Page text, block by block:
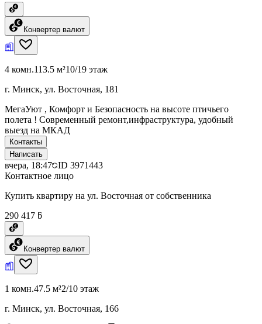
Конвертер валют
4 комн.113.5 м²10/19 этаж
г. Минск, ул. Восточная, 181
МегаУют , Комфорт и Безопасность на высоте птичьего
полета ! Современный ремонт,инфраструктура, удобный
выезд на МКАД
Контакты
Написать
вчера, 18:47 ID 3971443
Контактное лицо
Купить квартиру на ул. Восточная от собственника
290 417 ƃ
Конвертер валют
1 комн.47.5 м²2/10 этаж
г. Минск, ул. Восточная, 166